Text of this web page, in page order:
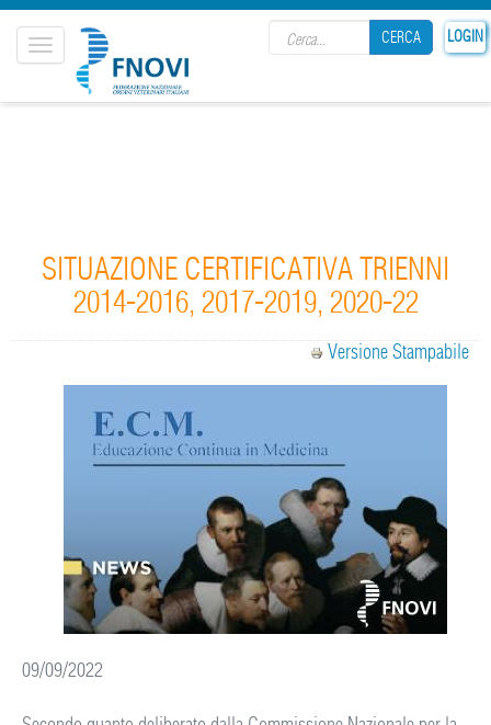
LOGIN
CERCA
Toggle
navigation
SITUAZIONE CERTIFICATIVA TRIENNI
2014-2016, 2017-2019, 2020-22
Versione Stampabile
09/09/2022